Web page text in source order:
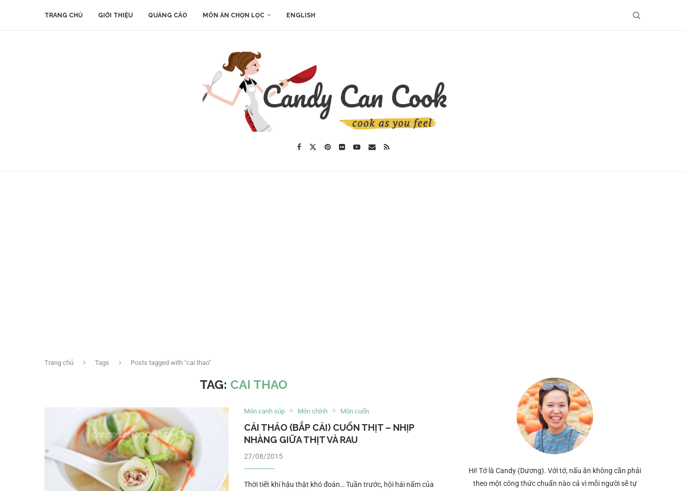
TRANG CHỦ GIỚI THIỆU QUẢNG CÁO MÓN ĂN CHỌN LỌC ENGLISH
Trang chủ Tags Posts tagged with "cai thao"
TAG: CAI THAO
Món canh súp Món chính Món cuốn
CẢI THẢO (BẮP CẢI) CUỐN THỊT – NHỊP
NHÀNG GIỮA THỊT VÀ RAU
27/08/2015
Thời tiết khí hậu thật khó đoán… Tuần trước, hội hái nấm của
Hi! Tớ là Candy (Dương). Với tớ, nấu ăn không cần phải
theo một công thức chuẩn nào cả vì mỗi người sẽ tự